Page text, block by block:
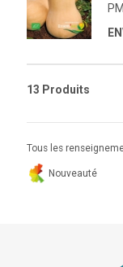
13 Produits
Tous les
Nouveauté